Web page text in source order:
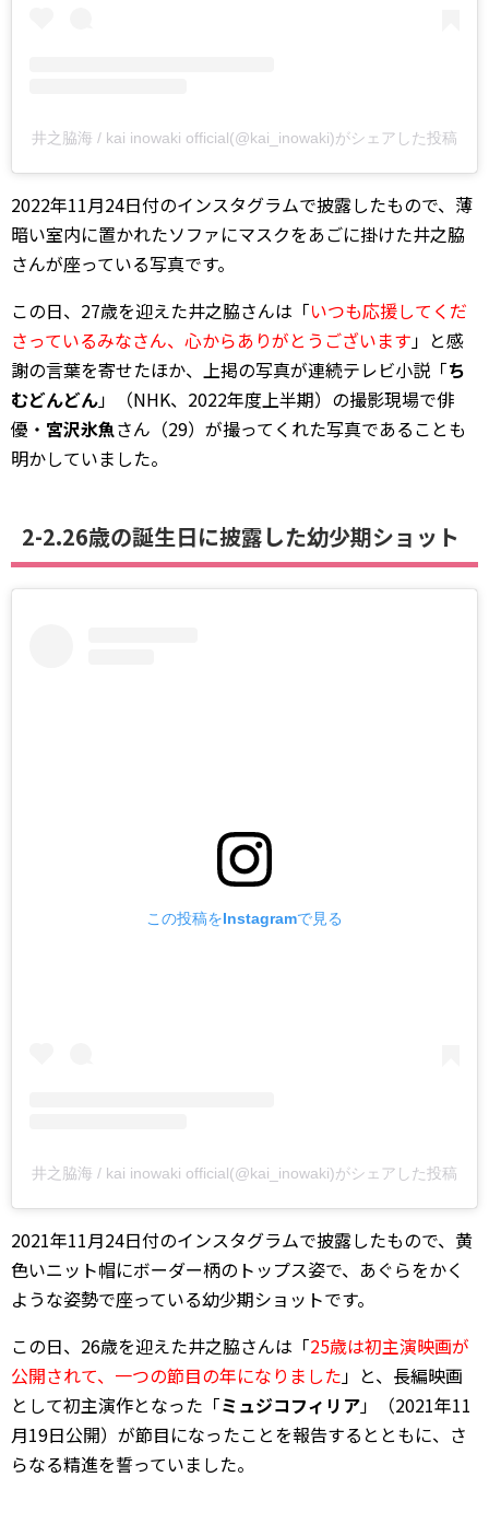
井之脇海 / kai inowaki official(@kai_inowaki)がシェアした投稿
2022年11月24日付のインスタグラムで披露したもので、薄
暗い室内に置かれたソファにマスクをあごに掛けた井之脇
さんが座っている写真です。
この日、27歳を迎えた井之脇さんは「いつも応援してくだ
さっているみなさん、心からありがとうございます」と感
謝の言葉を寄せたほか、上掲の写真が連続テレビ小説「ち
むどんどん」（NHK、2022年度上半期）の撮影現場で俳
優・ 宮沢氷魚さん（29）が撮ってくれた写真であることも
明かしていました。
2-2.26歳の誕生日に披露した幼少期ショット
この投稿をInstagramで見る
井之脇海 / kai inowaki official(@kai_inowaki)がシェアした投稿
2021年11月24日付のインスタグラムで披露したもので、黄
色いニット帽にボーダー柄のトップス姿で、あぐらをかく
ような姿勢で座っている幼少期ショットです。
この日、26歳を迎えた井之脇さんは「25歳は初主演映画が
公開されて、一つの節目の年になりました 」と、長編映画
として初主演作となった「ミュジコフィリア」（2021年11
月19日公開）が節目になったことを報告するとともに、さ
らなる精進を誓っていました。